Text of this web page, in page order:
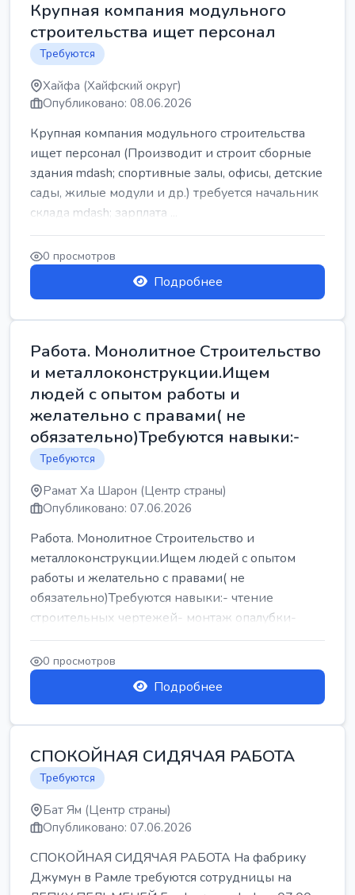
Крупная компания модульного
строительства ищет персонал
Требуются
Хайфа (Хайфский округ)
Опубликовано: 08.06.2026
Крупная компания модульного строительства
ищет персонал (Производит и строит сборные
здания mdash; спортивные залы, офисы, детские
сады, жилые модули и др.) требуется начальник
склада mdash; зарплата ...
0 просмотров
Подробнее
Работа. Монолитное Строительство
и металлоконструкции.Ищем
людей с опытом работы и
желательно с правами( не
обязательно)Требуются навыки:-
Требуются
Рамат Ха Шарон (Центр страны)
Опубликовано: 07.06.2026
Работа. Монолитное Строительство и
металлоконструкции.Ищем людей с опытом
работы и желательно с правами( не
обязательно)Требуются навыки:- чтение
строительных чертежей- монтаж опалубки-
армокаркасыОпл...
0 просмотров
Подробнее
СПОКОЙНАЯ СИДЯЧАЯ РАБОТА
Требуются
Бат Ям (Центр страны)
Опубликовано: 07.06.2026
СПОКОЙНАЯ СИДЯЧАЯ РАБОТА На фабрику
Джумун в Рамле требуются сотрудницы на